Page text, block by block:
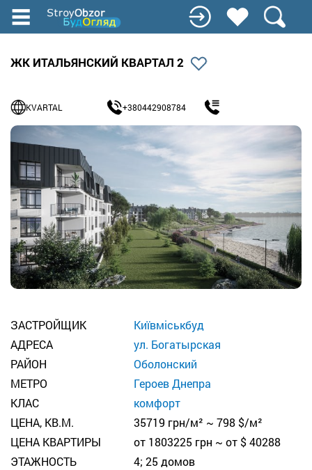
Перейти
содержанию
ЖК ИТАЛЬЯНСКИЙ КВАРТАЛ 2
KVARTAL +380442908784
ЗАСТРОЙЩИК
Київміськбуд
АДРЕСА
ул. Богатырская
РАЙОН
Оболонский
МЕТРО
Героев Днепра
КЛАС
комфорт
ЦЕНА, КВ.М.
35719 грн/м² ~ 798 $/м²
ЦЕНА КВАРТИРЫ
от 1803225 грн ~ от $ 40288
ЭТАЖНОСТЬ
4; 25 домов